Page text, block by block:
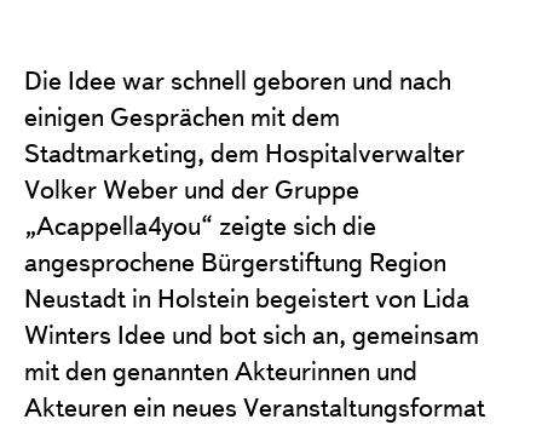
Die Idee war schnell geboren und nach
einigen Gesprächen mit dem
Stadtmarketing, dem Hospitalverwalter
Volker Weber und der Gruppe
„Acappella4you“ zeigte sich die
angesprochene Bürgerstiftung Region
Neustadt in Holstein begeistert von Lida
Winters Idee und bot sich an, gemeinsam
mit den genannten Akteurinnen und
Akteuren ein neues Veranstaltungsformat